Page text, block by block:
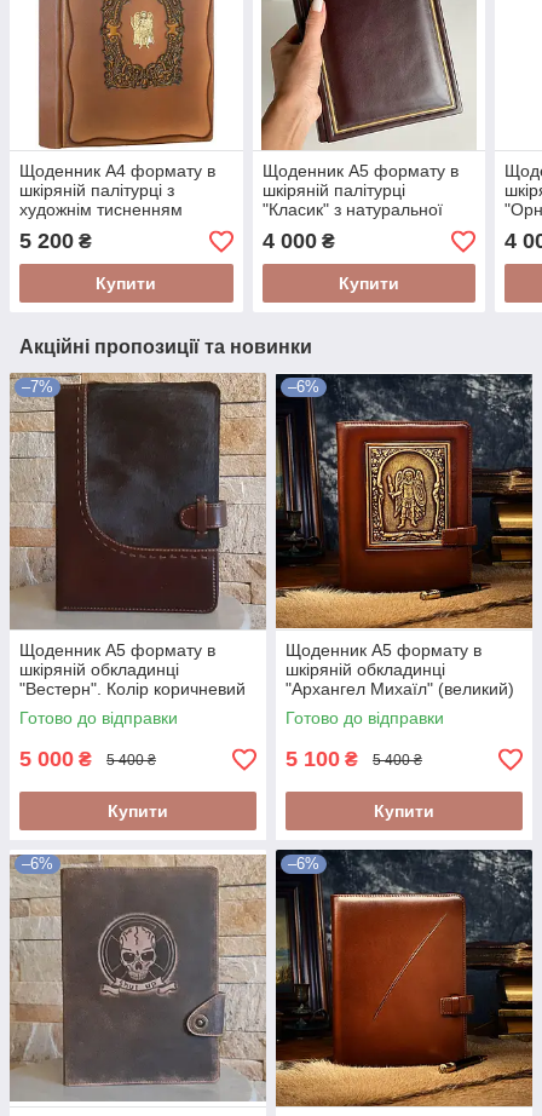
Щоденник А4 формату в
шкіряній палітурці з
художнім тисненням
5 200 ₴
Купити
Щоденник А5 формату в
шкіряній палітурці
"Класик" з натуральної
4 000₴
Купити
4
Акційні пропозиції та новинки
–7%
Щоденник А5 формату в
шкіряній обкладинці
"Вестерн". Колір коричневий
Готово до відправки
5 000 ₴ 5 400 ₴
Купити
–6%
Щоденник А5 формату в
шкіряній обкладинці
"Архангел Михаїл" (великий)
Готово до відправки
5 100 ₴ 5 400 ₴
Купити
–6% –6%